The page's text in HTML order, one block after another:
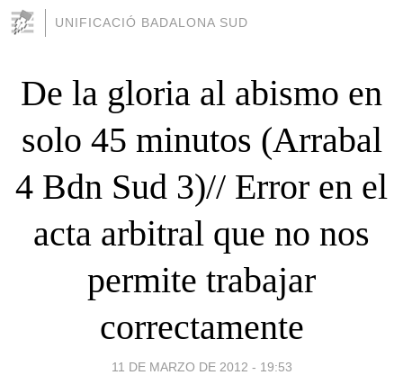
UNIFICACIÓ BADALONA SUD
De la gloria al abismo en
solo 45 minutos (Arrabal
4 Bdn Sud 3)// Error en el
acta arbitral que no nos
permite trabajar
correctamente
11 DE MARZO DE 2012 - 19:53